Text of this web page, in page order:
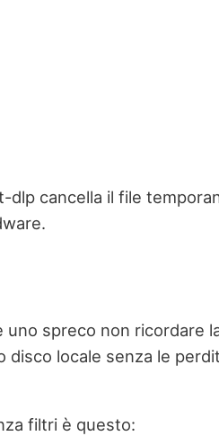
cancella il file
uno spreco non ricordare
locale senza le
filtri è questo: